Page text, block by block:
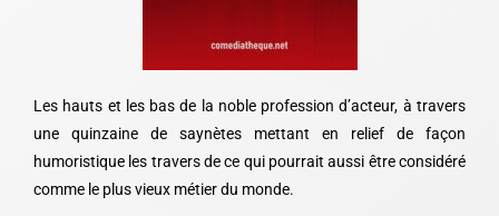
Les hauts et les bas de la noble profession d’acteur, à travers
une quinzaine de saynètes mettant en relief de façon
humoristique les travers de ce qui pourrait aussi être considéré
comme le plus vieux métier du monde.